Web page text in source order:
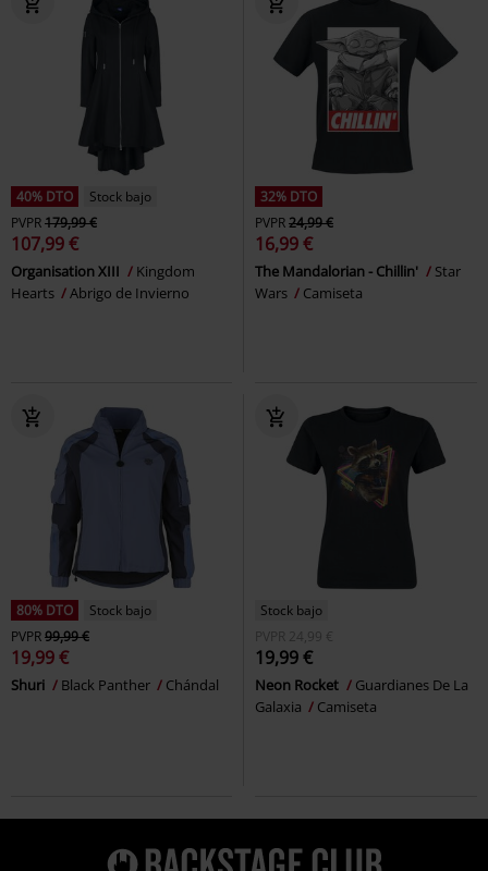
40% DTO
Stock bajo
PVPR179,99 €
107,99 €
Organisation XIII
Kingdom
Hearts
Abrigo de Invierno
32% DTO
PVPR24,99 €
16,99 €
The Mandalorian - Chillin'
Star
Wars
Camiseta
80% DTO
Stock bajo
PVPR99,99 €
19,99 €
Shuri Black Panther Chándal
Stock bajo
PVPR 24,99 €
19,99 €
Neon Rocket
Guardianes De La
Galaxia
Camiseta